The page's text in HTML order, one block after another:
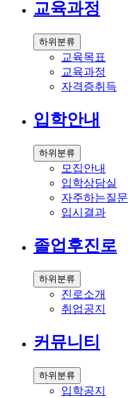
교육과정
하위분류
교육목표
교육과정
자격증취득
입학안내
하위분류
모집안내
입학상담실
자주하는질문
입시결과
졸업후진로
하위분류
진로소개
취업공지
커뮤니티
하위분류
입학공지